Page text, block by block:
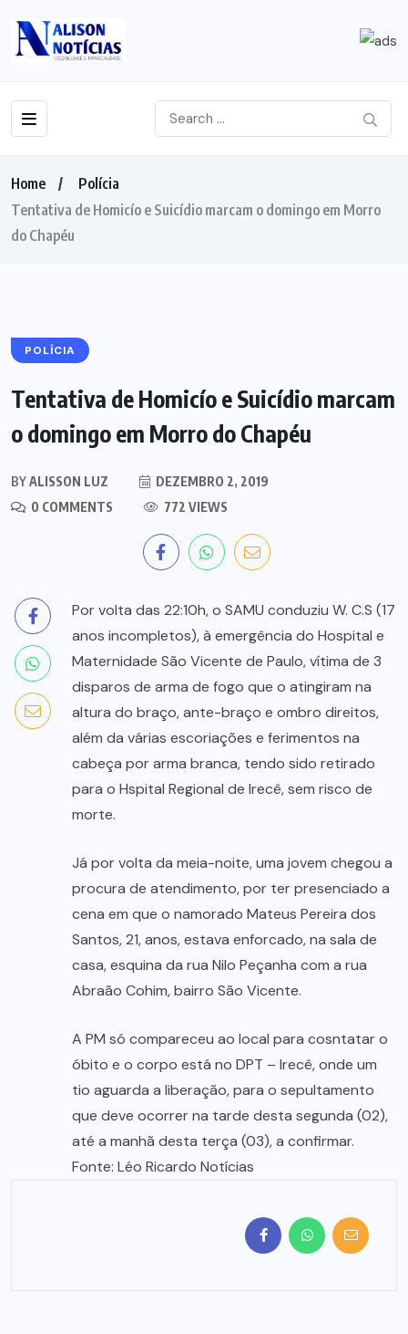
Home
Polícia
Tentativa de Homicío e Suicídio marcam o domingo em Morro
do Chapéu
POLÍCIA
Tentativa de Homicío e Suicídio marcam
o domingo em Morro do Chapéu
BYALISSON LUZ
DEZEMBRO 2, 2019
0 COMMENTS
772 VIEWS
Por volta das 22:10h, o SAMU conduziu W. C.S (17
anos incompletos), à emergência do Hospital e
Maternidade São Vicente de Paulo, vítima de 3
disparos de arma de fogo que o atingiram na
altura do braço, ante-braço e ombro direitos,
além da várias escoriações e ferimentos na
cabeça por arma branca, tendo sido retirado
para o Hspital Regional de Irecê, sem risco de
morte.
Já por volta da meia-noite, uma jovem chegou a
procura de atendimento, por ter presenciado a
cena em que o namorado Mateus Pereira dos
Santos, 21, anos, estava enforcado, na sala de
casa, esquina da rua Nilo Peçanha com a rua
Abraão Cohim, bairro São Vicente.
A PM só compareceu ao local para cosntatar o
óbito e o corpo está no DPT – Irecê, onde um
tio aguarda a liberação, para o sepultamento
que deve ocorrer na tarde desta segunda (02),
até a manhã desta terça (03), a confirmar.
Fonte: Léo Ricardo Notícias